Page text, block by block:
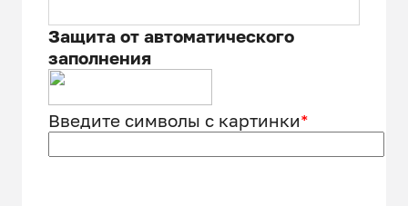
Защита от автоматического
заполнения
Введите символы с картинки*